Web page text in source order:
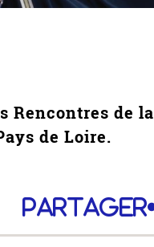
Rencontres de la
de Loire.
Partager